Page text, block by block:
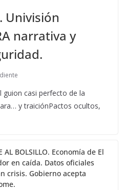
Univisión
narrativa y
guion casi perfecto de la
y traiciónPactos ocultos,
AL BOLSILLO. Economía de El
en caída. Datos oficiales
crisis. Gobierno acepta